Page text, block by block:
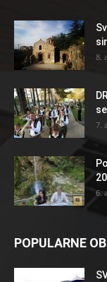
8.
7.
6.
POPULARNE